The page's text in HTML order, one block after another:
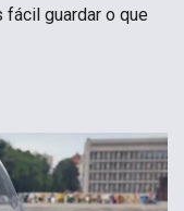
fácil guardar o que